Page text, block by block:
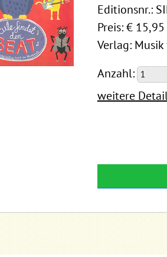
Editionsnr.:
Preis: €
Verlag:
Anzahl:
weitere